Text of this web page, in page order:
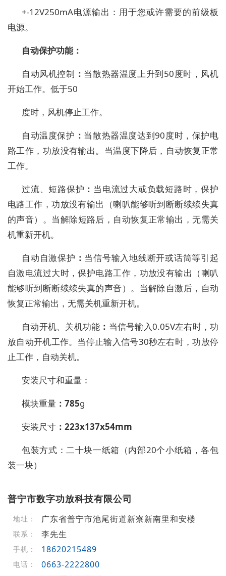
+-12V250mA电源输出 ：用于您或许需要的前级板
电源。
自动保护功能：
自动风机控制 ： 当散热器温度上升到50度时，风机
开始工作。低于50
度时，风机停止工作。
自动温度保护 ： 当散热器温度达到90度时，保护电
路工作，功放没有输出。 当温度下降后，自动恢复正常
工作。
过流、短路保护 ： 当电流过大或负载短路时，保护
电路工作，功放没有输出
（喇叭能够听到断断续续失真
的声音） 。 当解除短路后，自动恢复正常输出，无需关
机重新开机。
自动自激保护 ： 当信号输入地线断开或话筒等引起
自激电流过大时，保护电路工作，功放没有输出 （喇叭
能够听到断断续续失真的声音） 。 当解除自激后，自动
恢复正常输出，无需关机重新开机。
自动开机、关机功能 ： 当信号输入0.05V左右时，功
放自动开机工作。当停止输入信号30秒左右时，功放停
止工作，自动关机。
安装尺寸和重量：
模块重量 ： 785g
安装尺寸 ： 223x137x54mm
包装方式 ：二十块一纸箱（内部20个小纸箱，各包
装一块）
普宁市数字功放科技有限公司
地址： 广东省普宁市池尾街道新寮新南里和安楼
联系： 李先生
手机： 18620215489
电话： 0663-2222800